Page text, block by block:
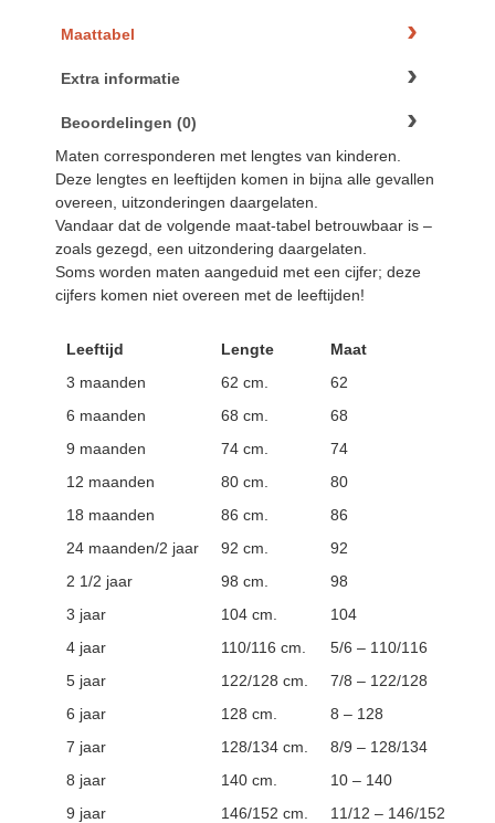
Maattabel
Extra informatie
Beoordelingen (0)
Maten corresponderen met lengtes van kinderen.
Deze lengtes en leeftijden komen in bijna alle gevallen
overeen, uitzonderingen daargelaten.
Vandaar dat de volgende maat-tabel betrouwbaar is –
zoals gezegd, een uitzondering daargelaten.
Soms worden maten aangeduid met een cijfer; deze
cijfers komen niet overeen met de leeftijden!
Leeftijd Lengte
Maat
3 maanden
62 cm.
62
6 maanden
68 cm.
68
9 maanden
74 cm.
74
12 maanden
80 cm.
80
18 maanden
86 cm.
86
24 maanden/2 jaar
92 cm.
92
2 1/2 jaar
98 cm.
98
3 jaar
104 cm.
104
4 jaar
110/116 cm.
5/6 – 110/116
5 jaar
122/128 cm.
7/8 – 122/128
6 jaar
128 cm.
8 – 128
7 jaar
128/134 cm.
8/9 – 128/134
8 jaar
140 cm.
10 – 140
9 jaar
146/152 cm. 11/12 – 146/152